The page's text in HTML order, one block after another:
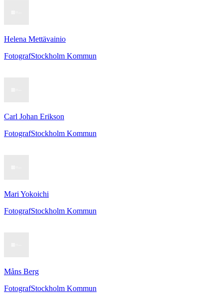
Helena Mettävainio
FotografStockholm Kommun
Carl Johan Erikson
FotografStockholm Kommun
Mari Yokoichi
FotografStockholm Kommun
Måns Berg
FotografStockholm Kommun